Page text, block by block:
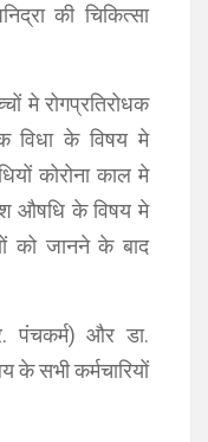
की चिकित्सा
मे रोगप्रतिरोधक
विधा के विषय मे
कोरोना काल मे
औषधि के विषय मे
को जानने के बाद
पंचकर्म) और डा.
सभी कर्मचारियों